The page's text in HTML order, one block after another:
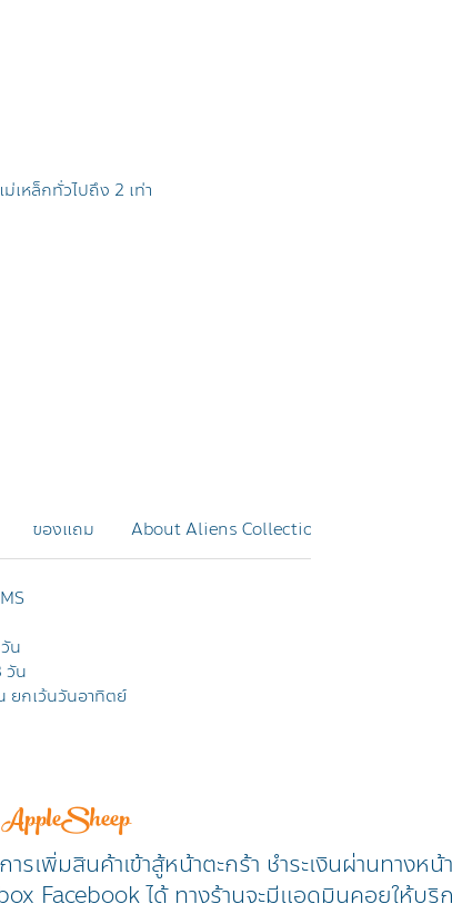
เหล็กทั่วไปถึง 2 เท่า
ของแถม About Aliens Collection
น
วัน
ยกเว้นวันอาทิตย์
AppleSheep
เพิ่มสินค้าเข้าสู้หน้าตะกร้า ชำระเงินผ่านทางหน้า
Facebook ได้ ทางร้านจะมีแอดมินคอยให้บริ